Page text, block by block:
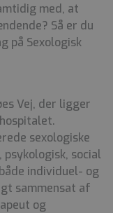
med, at
Så er du
på Sexologisk
Vej, der ligger
sexologiske
social
individuel- og
sammensat af
og